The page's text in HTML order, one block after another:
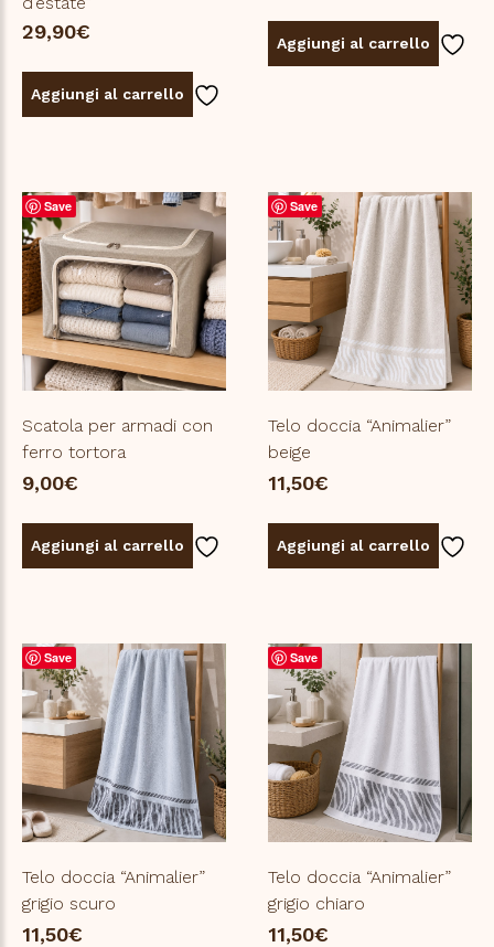
29,90€
Aggiungi al carrello
Aggiungi al carrello
Save
Scatola per armadi con
ferro tortora
9,00€
Aggiungi al carrello
Save
Telo doccia “Animalier”
beige
11,50€
Aggiungi al carrello
Save
Telo doccia “Animalier”
grigio scuro
11,50€
Save
Telo doccia “Animalier”
grigio chiaro
11,50€